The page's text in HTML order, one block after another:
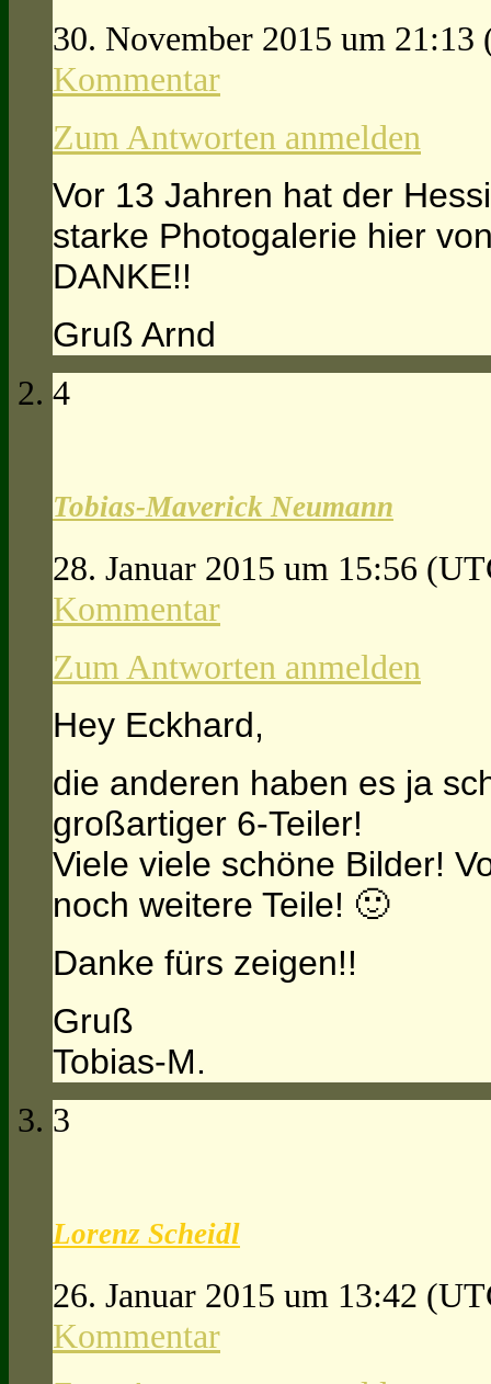
30. November 2015 um 21:13
Kommentar
Zum Antworten anmelden
Vor 13 Jahren hat der
starke Photogalerie hier
DANKE!!
Gruß Arnd
4
Tobias-Maverick Neumann
28. Januar 2015 um 15:56
Kommentar
Zum Antworten anmelden
Hey Eckhard,
die anderen haben es ja
großartiger 6-Teiler!
Viele viele schöne Bilder!
noch weitere Teile! 🙂
Danke fürs zeigen!!
Gruß
Tobias-M.
3
Lorenz Scheidl
26. Januar 2015 um 13:42
Kommentar